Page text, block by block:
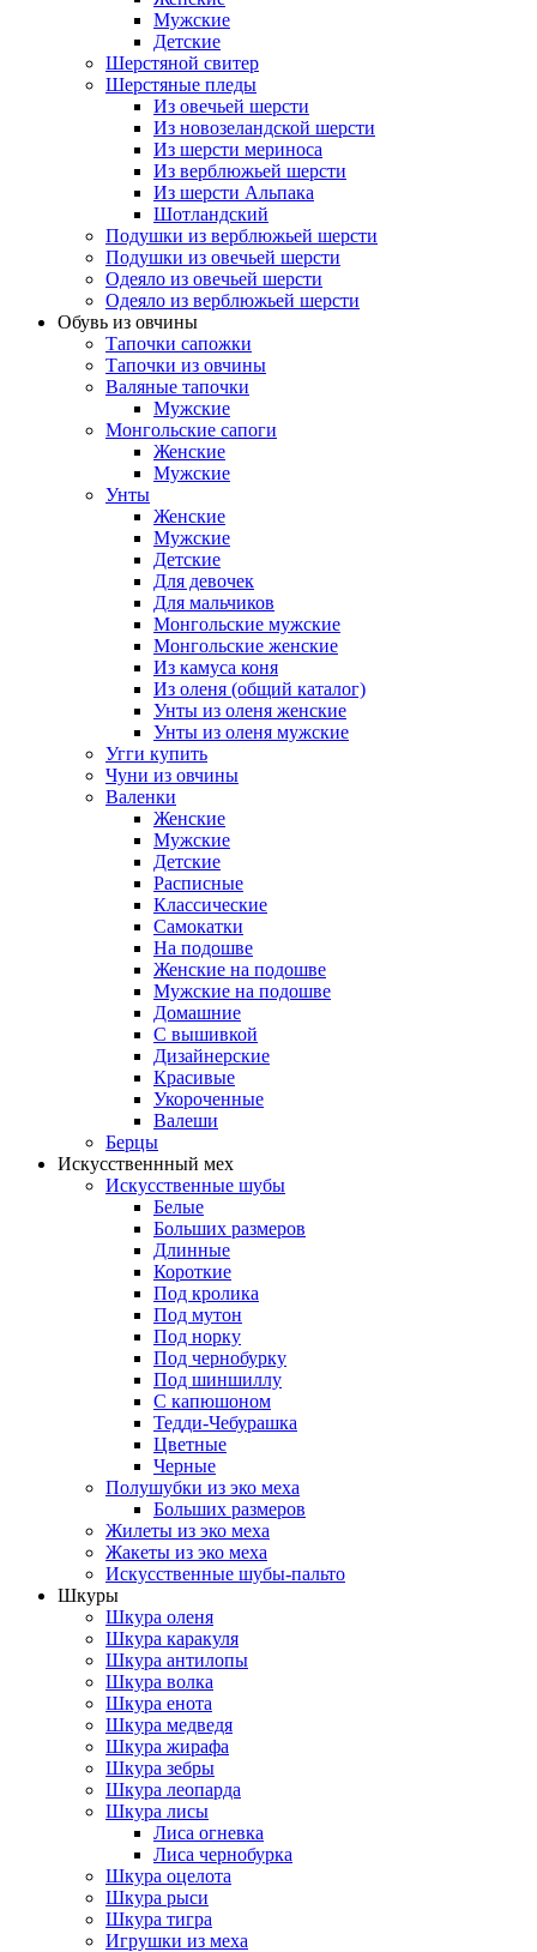
Мужские
Детские
Шерстяной свитер
Шерстяные пледы
Из овечьей шерсти
Из новозеландской шерсти
Из шерсти мериноса
Из верблюжьей шерсти
Из шерсти Альпака
Шотландский
Подушки из верблюжьей шерсти
Подушки из овечьей шерсти
Одеяло из овечьей шерсти
Одеяло из верблюжьей шерсти
Обувь из овчины
Тапочки сапожки
Тапочки из овчины
Валяные тапочки
Мужские
Монгольские сапоги
Женские
Мужские
Унты
Женские
Мужские
Детские
Для девочек
Для мальчиков
Монгольские мужские
Монгольские женские
Из камуса коня
Из оленя (общий каталог)
Унты из оленя женские
Унты из оленя мужские
Угги купить
Чуни из овчины
Валенки
Женские
Мужские
Детские
Расписные
Классические
Самокатки
На подошве
Женские на подошве
Мужские на подошве
Домашние
С вышивкой
Дизайнерские
Красивые
Укороченные
Валеши
Берцы
Искусственнный мех
Искусственные шубы
Белые
Больших размеров
Длинные
Короткие
Под кролика
Под мутон
Под норку
Под чернобурку
Под шиншиллу
С капюшоном
Тедди-Чебурашка
Цветные
Черные
Полушубки из эко меха
Больших размеров
Жилеты из эко меха
Жакеты из эко меха
Искусственные шубы-пальто
Шкуры
Шкура оленя
Шкура каракуля
Шкура антилопы
Шкура волка
Шкура енота
Шкура медведя
Шкура жирафа
Шкура зебры
Шкура леопарда
Шкура лисы
Лиса огневка
Лиса чернобурка
Шкура оцелота
Шкура рыси
Шкура тигра
Игрушки из меха